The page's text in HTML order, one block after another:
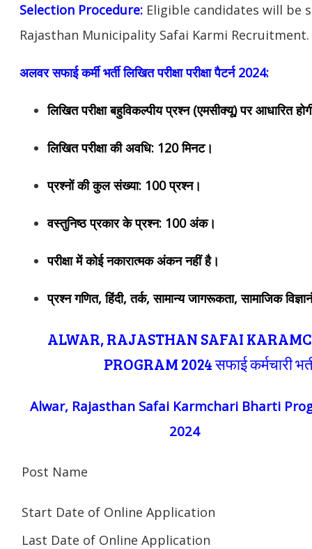
Selection Procedure: Eligible candidates will be
Rajasthan Municipality Safai Karmi Recruitment.
अलवर सफाई कर्मी भर्ती लिखित परीक्षा परीक्षा पैटर्न 2024:
लिखित परीक्षा बहुविकल्पीय प्रश्न (एमसीक्यू) पर आधारित
लिखित परीक्षा की अवधि: 120 मिनट।
प्रश्नों की कुल संख्या: 100 प्रश्न।
वस्तुनिष्ठ प्रकार के प्रश्न: 100 अंक।
परीक्षा में कोई नकारात्मक अंकन नहीं है।
प्रश्न गणित, हिंदी, तर्क, सामान्य जागरूकता, सामाजिक
ALWAR, RAJASTHAN SAFAI
PROGRAM 2024 सफाई कर्मचारी
Alwar, Rajasthan Safai Karmchari Bharti
2024
Post Name
Start Date of Online Application
Last Date of Online Application